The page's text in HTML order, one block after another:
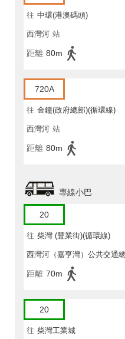
往 中環(港澳碼頭)
西灣河 站
距離 80m
720A
往 金鐘(政府總部)(循環線)
西灣河 站
距離 80m
專線小巴
20
往 柴灣 (豐業街)(循環線)
西灣河（嘉亨灣）公共交通
距離 70m
20
往 柴灣工業城